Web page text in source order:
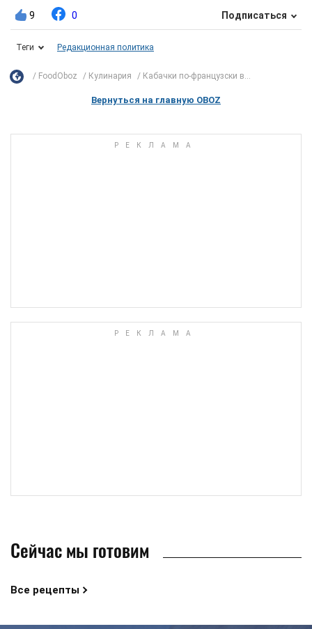
9 0 Подписаться
Теги Редакционная политика
FoodOboz Кулинария Кабачки по-французски в...
Вернуться на главную OBOZ
Сейчас мы готовим
Все рецепты